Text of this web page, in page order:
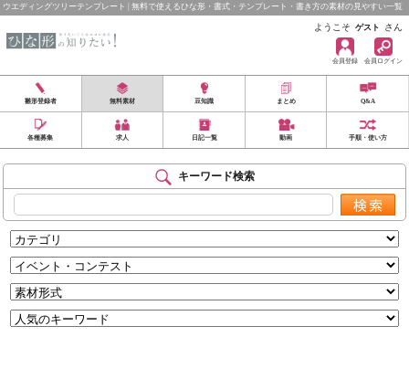
ウエディングツリーテンプレート | 無料で使えるひな形・書式・テンプレート・書き方の素材の見やすい一覧
ようこそ ゲスト さん
会員登録 会員ログイン
雛形登録者 無料素材 豆知識 まとめ Q&A
各種募集 求人 日記一覧 動画 手順・使い方
キーワード検索